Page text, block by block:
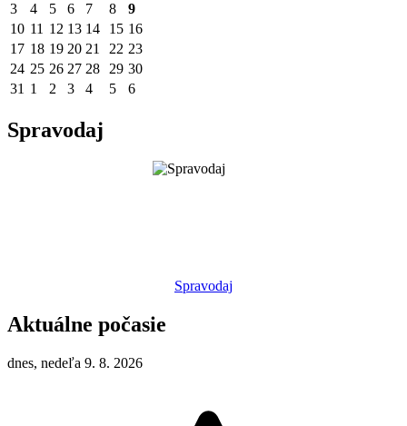
3
4 5 6 7 8
9
10 11 12 13 14 15 16
17 18 19 20 21 22 23
24 25 26 27 28 29 30
31 1 2 3 4 5 6
Spravodaj
Spravodaj
Aktuálne počasie
dnes, nedeľa 9. 8. 2026